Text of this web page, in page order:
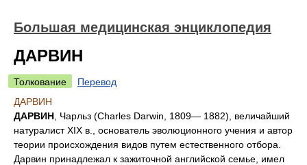
Большая медицинская энциклопедия
ДАРВИН
Толкование
Перевод
ДАРВИН
ДАРВИН , Чарльз (Charles Darwin, 1809— 1882), величайший
натуралист XIX в., основатель эволюционного учения и автор
теории происхождения видов путем естественного отбора.
Дарвин принадлежал к зажиточной английской семье, имел